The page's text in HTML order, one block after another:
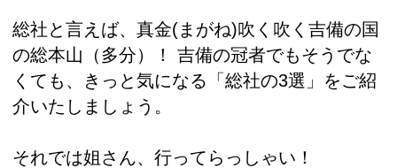
総社と言えば、真金(まがね)吹く吹く吉備の国
の総本山（多分）！ 吉備の冠者でもそうでな
くても、きっと気になる「総社の3選」をご紹
介いたしましょう。
それでは姐さん、行ってらっしゃい！